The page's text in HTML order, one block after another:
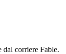
dal corriere Fable.